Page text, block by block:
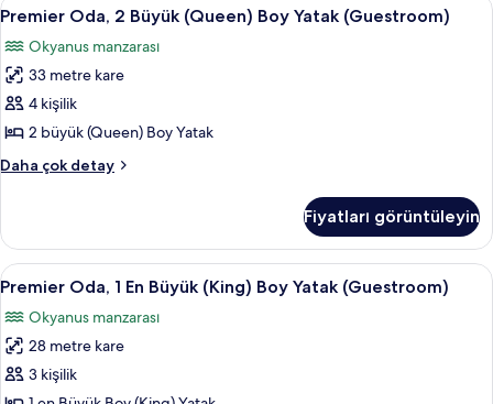
tüm
fotoğrafları
görün
Boy
Şehir
Manzaralı
daha
fazla
Oda,
2
Büyük
(Queen)
Boy
Yatak
(Guestroom)
tüm
fotoğrafları
görün
7
Premier Oda, 2 Büyük (Queen) Boy Yatak (Guestroom)
Okyanus manzarası
33 metre kare
4 kişilik
2 büyük (Queen) Boy Yatak
Daha çok detay
Premier
(Queen)
Boy
Yatak
hakkında
daha
detay
Fiyatları görüntüleyin
Premier
Oda,
1
En
Büyük
Mısır pamuklu çarşaf takımı, kaliteli
7
Premier Oda, 1 En Büyük (King) Boy Yatak (Guestroom)
Okyanus manzarası
28 metre kare
3 kişilik